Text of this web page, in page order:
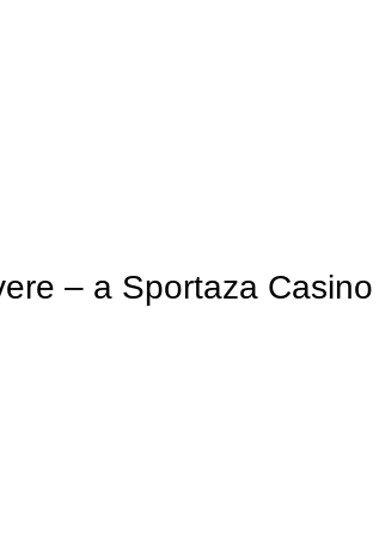
– a Sportaza